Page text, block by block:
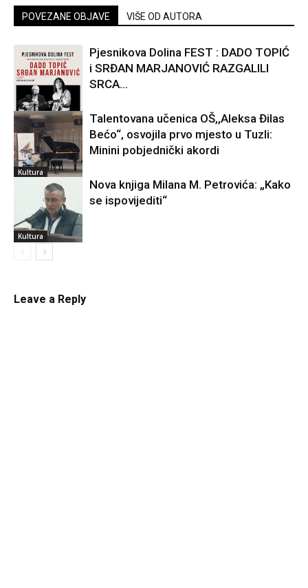
POVEZANE OBJAVE VIŠE OD AUTORA
Kultura
Pjesnikova Dolina FEST : DADO TOPIĆ
i SRĐAN MARJANOVIĆ RAZGALILI
SRCA...
Kultura
Talentovana učenica OŠ,,Aleksa Đilas
Bećo“, osvojila prvo mjesto u Tuzli:
Minini pobjednički akordi
Kultura
Nova knjiga Milana M. Petrovića: „Kako
se ispovijediti“
Leave a Reply